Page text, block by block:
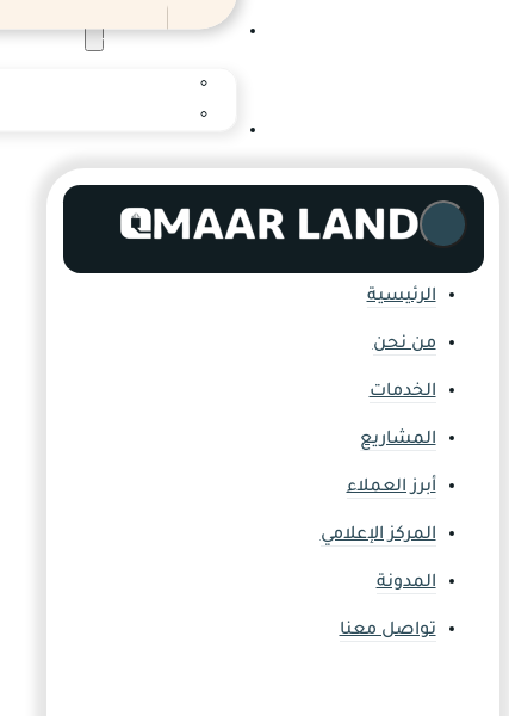
المدونة والاخبار
الرئيسية
من نحن
الخدمات
المشاريع
أبرز العملاء
المركز الإعلامي
المدونة
تواصل معنا